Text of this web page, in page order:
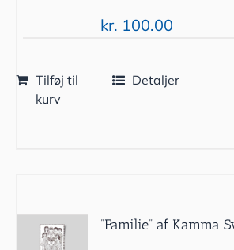
kr. 100.00
Tilføj til
kurv
Detaljer
”Familie” af Kamma